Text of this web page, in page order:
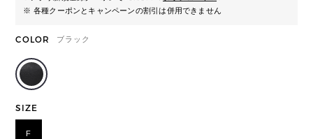
※ 各種クーポンとキャンペーンの割引は併用できません
COLOR ブラック
SIZE
F